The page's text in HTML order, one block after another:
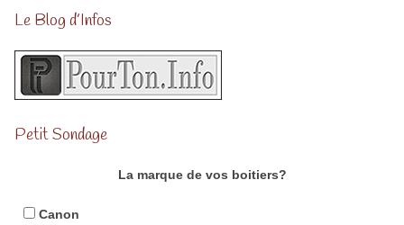
Le Blog d’Infos
Petit Sondage
La marque de vos boitiers?
Canon